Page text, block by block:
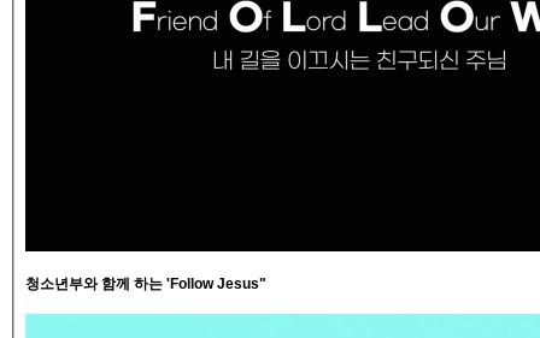
청소년부와 함께 하는 'Follow Jesus"